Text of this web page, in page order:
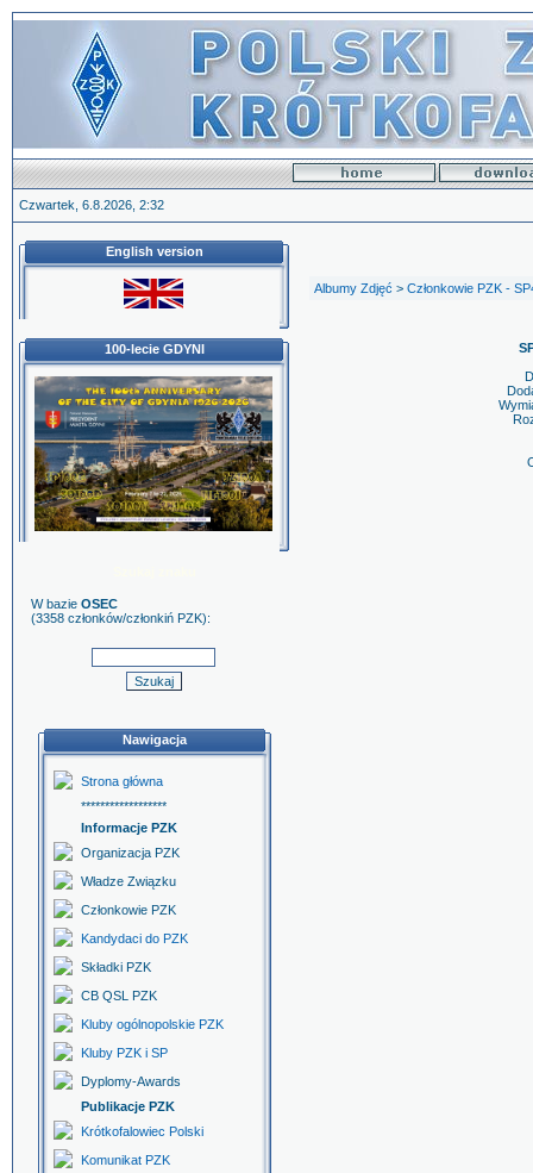
Czwartek, 6.8.2026, 2:32
English version
100-lecie GDYNI
W bazie OSEC
(3358 członków/członkiń PZK):
Nawigacja
Strona główna
******************
Informacje PZK
Organizacja PZK
Władze Związku
Członkowie PZK
Kandydaci do PZK
Składki PZK
CB QSL PZK
Kluby ogólnopolskie PZK
Kluby PZK i SP
Dyplomy-Awards
Publikacje PZK
Krótkofalowiec Polski
Komunikat PZK
Albumy Zdjęć > Członkowie PZK -